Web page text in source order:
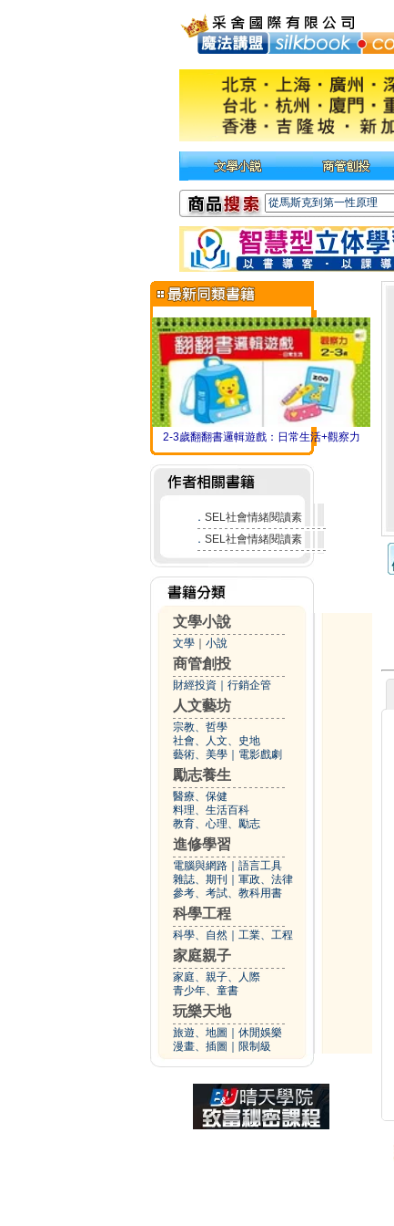
2-3歲翻翻書邏輯遊戲：日常生活+觀察力
． SEL社會情緒閱讀素
． SEL社會情緒閱讀素
文學小說
文學｜ 小說
商管創投
財經投資｜ 行銷企管
人文藝坊
宗教、哲學
社會、人文、史地
藝術、美學｜ 電影戲劇
勵志養生
醫療、保健
料理、生活百科
教育、心理、勵志
進修學習
電腦與網路｜ 語言工具
雜誌、期刊
軍政、法律
參考、考試、教科用書
科學工程
科學、自然｜ 工業、工程
家庭親子
家庭、親子、人際
青少年、童書
玩樂天地
旅遊、地圖
休閒娛樂
漫畫、插圖
限制級